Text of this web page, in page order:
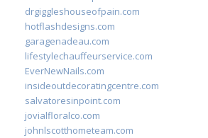
drgiggleshouseofpain.com
hotflashdesigns.com
garagenadeau.com
lifestylechauffeurservice.com
EverNewNails.com
insideoutdecoratingcentre.com
salvatoresinpoint.com
jovialfloralco.com
johnlscotthometeam.com